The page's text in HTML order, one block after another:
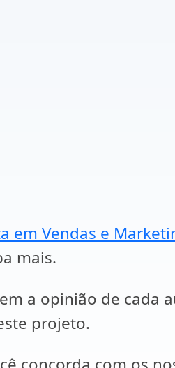
em Vendas e
mais.
a opinião de cada
projeto.